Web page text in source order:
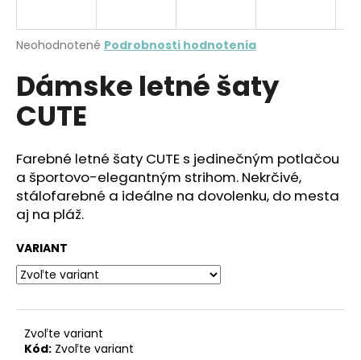
Priemerné
produktu
je
0,0
z
hviezdičiek.
Neohodnotené Podrobnosti hodnotenia
Dámske letné šaty
CUTE
Farebné letné šaty CUTE s jedinečným potlačou
a športovo-elegantným strihom. Nekrčivé,
stálofarebné a ideálne na dovolenku, do mesta
aj na pláž.
VARIANT
Zvoľte variant
Kód: Zvoľte variant
j
ť
?
HĽADAŤ
O
d
o
ú